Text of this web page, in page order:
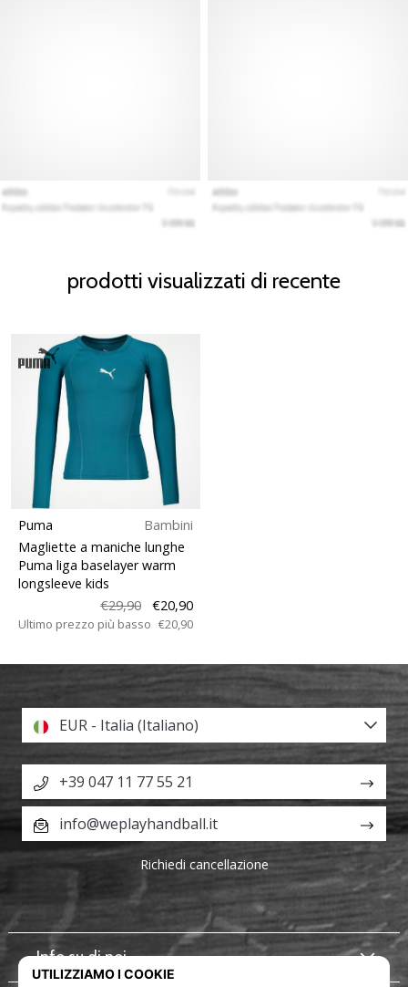
prodotti visualizzati di recente
Puma
Bambini
Magliette a maniche lunghe
Puma liga baselayer warm
longsleeve kids
€29,90
€20,90
Ultimo prezzo più basso €20,90
Info su di noi
EUR - Italia (Italiano)
+39 047 11 77 55 21
info@weplayhandball.it
Richiedi cancellazione